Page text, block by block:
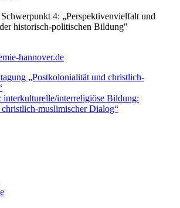
4: „Perspektivenvielfalt und
historisch-politischen Bildung"
hannover.de
„Postkolonialität und christlich-
interkulturelle/interreligiöse Bildung:
muslimischer Dialog“